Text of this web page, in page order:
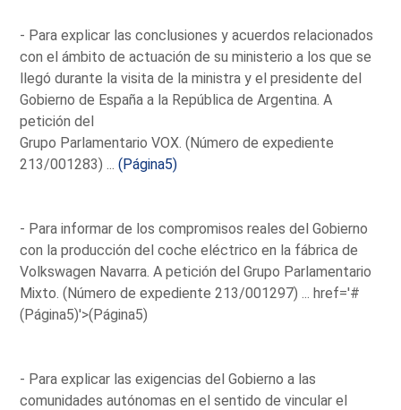
- Para explicar las conclusiones y acuerdos relacionados
con el ámbito de actuación de su ministerio a los que se
llegó durante la visita de la ministra y el presidente del
Gobierno de España a la República de Argentina. A
petición del
Grupo Parlamentario VOX. (Número de expediente
213/001283) ...(Página5)
- Para informar de los compromisos reales del Gobierno
con la producción del coche eléctrico en la fábrica de
Volkswagen Navarra. A petición del Grupo Parlamentario
Mixto. (Número de expediente 213/001297) ...href='#
(Página5)'>(Página5)
- Para explicar las exigencias del Gobierno a las
comunidades autónomas en el sentido de vincular el